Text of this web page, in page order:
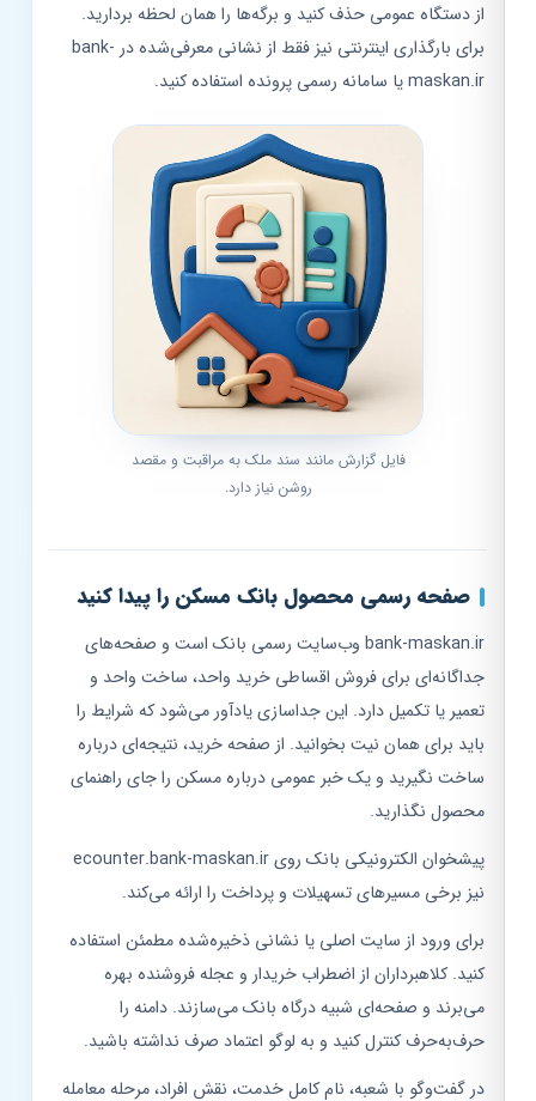
از دستگاه عمومی حذف کنید و برگه‌ها را همان لحظه بردارید.
برای بارگذاری اینترنتی نیز فقط از نشانی معرفی‌شده در bank-
maskan.ir یا سامانه رسمی پرونده استفاده کنید.
فایل گزارش مانند سند ملک به مراقبت و مقصد
روشن نیاز دارد.
صفحه رسمی محصول بانک مسکن را پیدا کنید
bank-maskan.ir وب‌سایت رسمی بانک است و صفحه‌های
جداگانه‌ای برای فروش اقساطی خرید واحد، ساخت واحد و
تعمیر یا تکمیل دارد. این جداسازی یادآور می‌شود که شرایط را
باید برای همان نیت بخوانید. از صفحه خرید، نتیجه‌ای درباره
ساخت نگیرید و یک خبر عمومی درباره مسکن را جای راهنمای
محصول نگذارید.
پیشخوان الکترونیکی بانک روی ecounter.bank-maskan.ir
نیز برخی مسیرهای تسهیلات و پرداخت را ارائه می‌کند.
برای ورود از سایت اصلی یا نشانی ذخیره‌شده مطمئن استفاده
کنید. کلاهبرداران از اضطراب خریدار و عجله فروشنده بهره
می‌برند و صفحه‌ای شبیه درگاه بانک می‌سازند. دامنه را
حرف‌به‌حرف کنترل کنید و به لوگو اعتماد صرف نداشته باشید.
در گفت‌وگو با شعبه، نام کامل خدمت، نقش افراد، مرحله معامله